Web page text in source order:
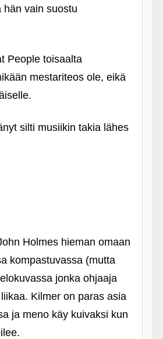
hän vain suostu
People toisaalta
mestariteos ole, eikä
silti musiikin takia lähes
Holmes hieman omaan
kompastuvassa (mutta
jonka ohjaaja
Kilmer on paras asia
ja meno käy kuivaksi kun